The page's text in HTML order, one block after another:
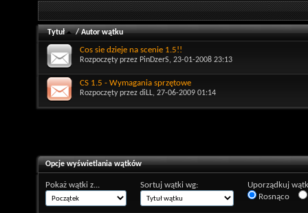
Tytuł /Autor wątku
Cos sie dzieje na scenie 1.5!!
Rozpoczęty przez PinDzerS, 23-01-2008 23:13
CS 1.5 - Wymagania sprzętowe
Rozpoczęty przez diLL, 27-06-2009 01:14
Opcje wyświetlania wątków
Pokaż wątki z... Sortuj wątki wg:
Uporządkuj
Rosnąco